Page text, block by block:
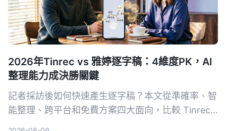
2026年Tinrec vs 雅婷逐字稿：4維度PK，AI
整理能力成決勝關鍵
記者採訪後如何快速產生逐字稿？本文從準確率、智
能整理、跨平台和免費方案四大面向，比較 Tinrec